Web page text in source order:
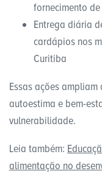
fornecimento
Entrega diária
cardápios nos
Curitiba
Essas ações
autoestima e bem-
vulnerabilidade.
Leia também:
alimentação no